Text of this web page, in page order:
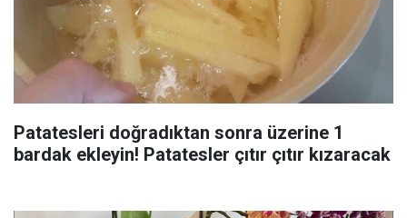
Patatesleri doğradıktan sonra üzerine 1
bardak ekleyin! Patatesler çıtır çıtır kızaracak